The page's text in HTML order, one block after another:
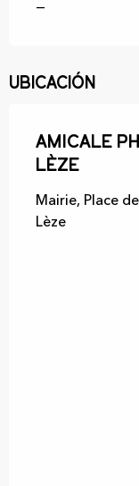
—
Ubicación
Amicale
Lèze
Mairie, Place
Lèze